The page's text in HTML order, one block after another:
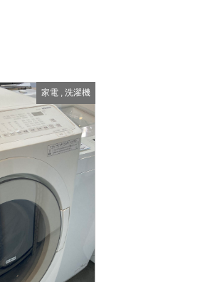
家電 ,洗濯機